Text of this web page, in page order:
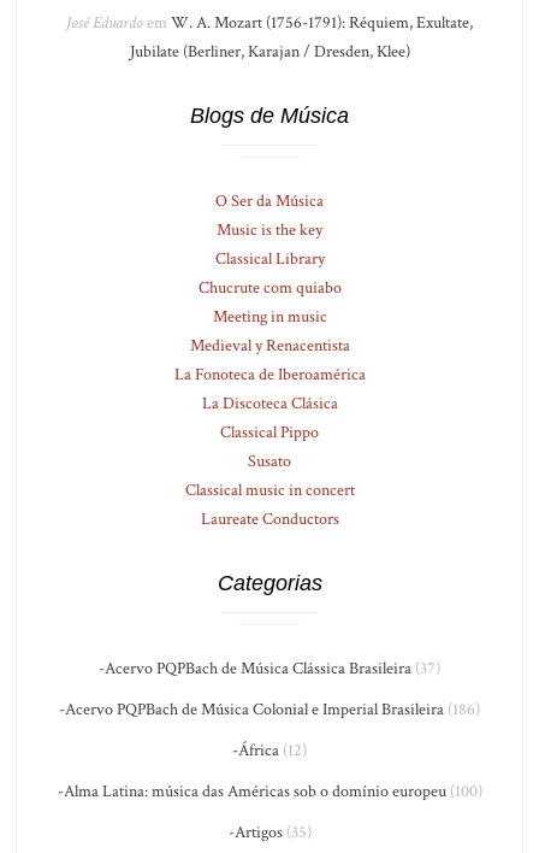
José Eduardoem W. A. Mozart (1756-1791): Réquiem, Exultate,
Jubilate (Berliner, Karajan / Dresden, Klee)
Blogs de Música
O Ser da Música
Music is the key
Classical Library
Chucrute com quiabo
Meeting in music
Medieval y Renacentista
La Fonoteca de Iberoamérica
La Discoteca Clásica
Classical Pippo
Susato
Classical music in concert
Laureate Conductors
Categorias
-Acervo PQPBach de Música Clássica Brasileira (37)
-Acervo PQPBach de Música Colonial e Imperial Brasileira (186)
-África (12)
-Alma Latina: música das Américas sob o domínio europeu(100)
-Artigos(35)